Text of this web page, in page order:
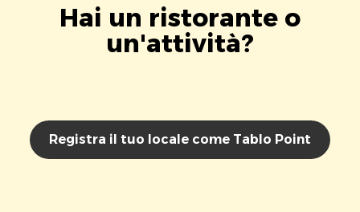
Hai un ristorante o
un'attività?
Registra il tuo locale come Tablo Point